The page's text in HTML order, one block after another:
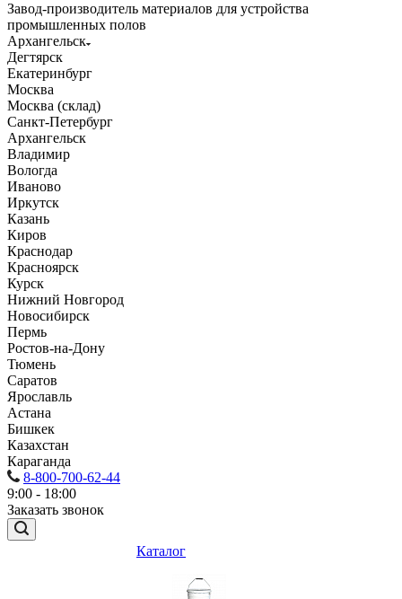
Завод-производитель материалов для устройства
промышленных полов
Архангельск
Дегтярск
Екатеринбург
Москва
Москва (склад)
Санкт-Петербург
Архангельск
Владимир
Вологда
Иваново
Иркутск
Казань
Киров
Краснодар
Красноярск
Курск
Нижний Новгород
Новосибирск
Пермь
Ростов-на-Дону
Тюмень
Саратов
Ярославль
Астана
Бишкек
Казахстан
Караганда
8-800-700-62-44
9:00 - 18:00
Заказать звонок
Каталог